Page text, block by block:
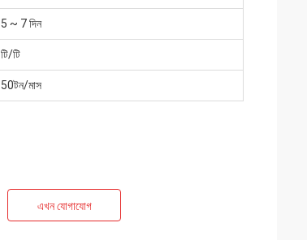
5 ~ 7 দিন
টি/টি
50টন/মাস
এখন যোগাযোগ